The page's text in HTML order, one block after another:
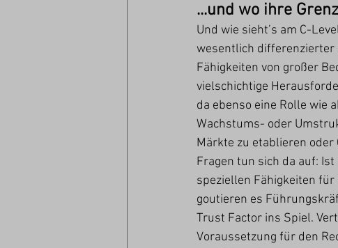
...und wo ihre
Und wie sieht’s am C-
wesentlich differenzierter
Fähigkeiten von großer
vielschichtige
da ebenso eine Rolle wie
Wachstums- oder
Märkte zu etablieren
Fragen tun sich da auf:
speziellen Fähigkeiten
goutieren es
Trust Factor ins Spiel.
Voraussetzung für den